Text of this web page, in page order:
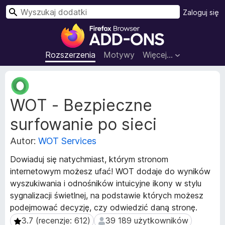
D
o
d
a
i
d
o
z
e
g
l
ą
d
Rozszerzenia Motywy Więcej…
Zaloguj się
W
WOT - Bezpieczne
surfowanie po sieci
Autor: WOT Services
Dowiaduj się natychmiast, którym stronom
internetowym możesz ufać! WOT dodaje do wyników
wyszukiwania i odnośników intuicyjne ikony w stylu
sygnalizacji świetlnej, na podstawie których możesz
podejmować decyzję, czy odwiedzić daną stronę.
3.7 (recenzje: 612)
3.7 (recenzje: 612) 39 189 użytkowników
39 189 użytkowników
M
e
t
a
d
a
n
e
r
o
z
s
z
e